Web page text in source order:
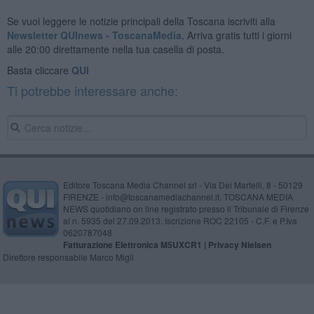
Se vuoi leggere le notizie principali della Toscana iscriviti alla
Newsletter QUInews - ToscanaMedia. Arriva gratis tutti i giorni
alle 20:00 direttamente nella tua casella di posta.
Basta cliccare QUI
Ti potrebbe interessare anche:
Editore Toscana Media Channel srl - Via Dei Martelli, 8 - 50129
FIRENZE - info@toscanamediachannel.it. TOSCANA MEDIA
NEWS quotidiano on line registrato presso il Tribunale di Firenze
al n. 5935 del 27.09.2013. Iscrizione ROC 22105 - C.F. e P.Iva
0620787048
Fatturazione Elettronica M5UXCR1 | Privacy Nielsen
Direttore responsabile Marco Migli